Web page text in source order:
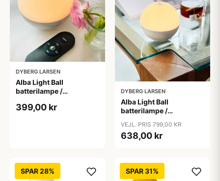
DYBERG LARSEN
Alba Light Ball
batterilampe /
stk.)
399,00 kr
DYBERG LARSEN
Alba Light Ball
batterilampe /
(2 stk.)
VEJL. PRIS 799,00 KR
638,00 kr
SPAR 28% SPAR 31%